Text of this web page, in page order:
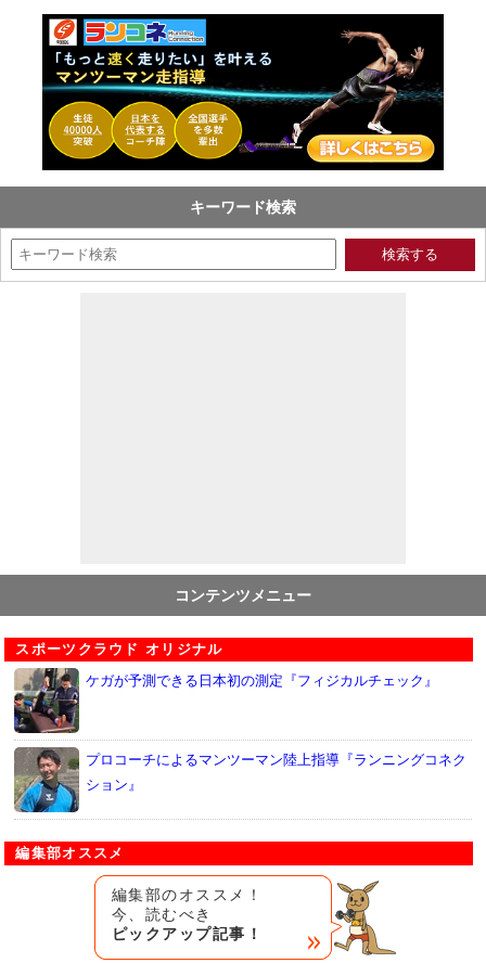
キーワード検索
コンテンツメニュー
スポーツクラウド オリジナル
ケガが予測できる日本初の測定『フィジカルチェック』
プロコーチによるマンツーマン陸上指導『ランニングコネク
ション』
編集部オススメ
編集部のオススメ！
今、読むべき
ピックアップ記事！